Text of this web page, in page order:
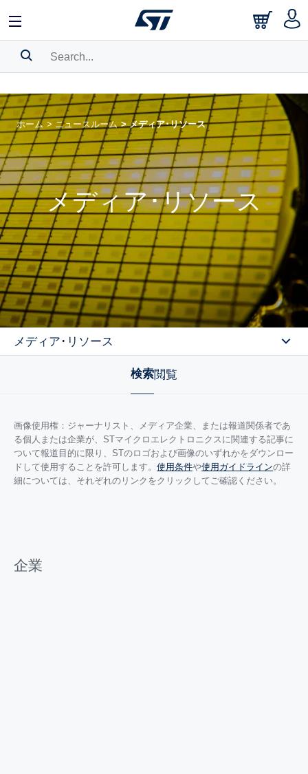
Bookmark
Pleaselog into show your saved searches.
English
ホーム > ニュースルーム > メディア･リソース
メディア･リソース
メディア･リソース
検索閲覧
画像使用権：ジャーナリスト、メディア企業、または報道関係者であ
る個人または企業が、STマイクロエレクトロニクスに関連する記事に
ついて報道目的に限り、STのロゴおよび画像のいずれかをダウンロー
ドして使用することを許可します。 使用条件や使用ガイドラインの詳
細については、それぞれのリンクをクリックしてご確認ください。
企業